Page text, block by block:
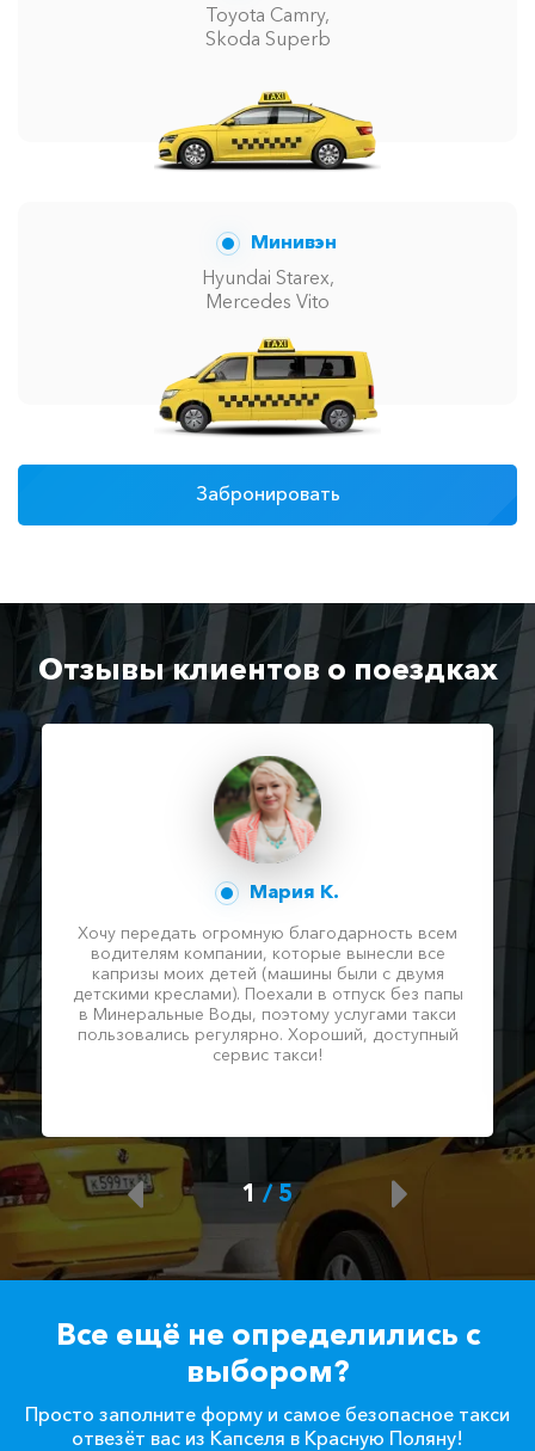
Toyota Camry,
Skoda Superb
Минивэн
Hyundai Starex,
Mercedes Vito
Забронировать
Отзывы клиентов о поездках
Мария К.
Хочу передать огромную благодарность всем
водителям компании, которые вынесли все
капризы моих детей (машины были с двумя
детскими креслами). Поехали в отпуск без папы
в Минеральные Воды, поэтому услугами такси
пользовались регулярно. Хороший, доступный
сервис такси!
1/ 5
Все ещё не определились с
выбором?
Просто заполните форму и самое безопасное такси
отвезёт вас из Капселя в Красную Поляну!